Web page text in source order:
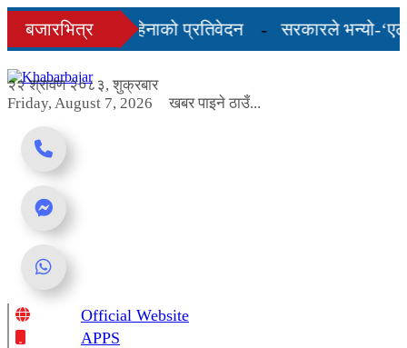
Skip
content
बजारभित्र
अन्तिम तीन महिनाको प्रतिवेदन
सरकारले भन्यो-
२२ श्रावण २०८३, शुक्रबार
Friday, August 7, 2026
खबर पाइने ठाउँ...
Online News Portal
Official Website
APPS